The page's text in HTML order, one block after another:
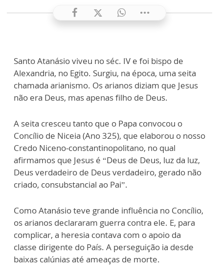
Santo Atanásio viveu no séc. IV e foi bispo de
Alexandria, no Egito. Surgiu, na época, uma seita
chamada arianismo. Os arianos diziam que Jesus
não era Deus, mas apenas filho de Deus.
A seita cresceu tanto que o Papa convocou o
Concílio de Niceia (Ano 325), que elaborou o nosso
Credo Niceno-constantinopolitano, no qual
afirmamos que Jesus é “Deus de Deus, luz da luz,
Deus verdadeiro de Deus verdadeiro, gerado não
criado, consubstancial ao Pai”.
Como Atanásio teve grande influência no Concílio,
os arianos declararam guerra contra ele. E, para
complicar, a heresia contava com o apoio da
classe dirigente do País. A perseguição ia desde
baixas calúnias até ameaças de morte.